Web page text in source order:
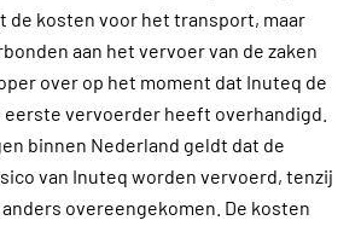
de kosten voor het transport, maar
aan het vervoer van de zaken
over op het moment dat Inuteq de
eerste vervoerder heeft overhandigd.
binnen Nederland geldt dat de
van Inuteq worden vervoerd, tenzij
overeengekomen. De kosten